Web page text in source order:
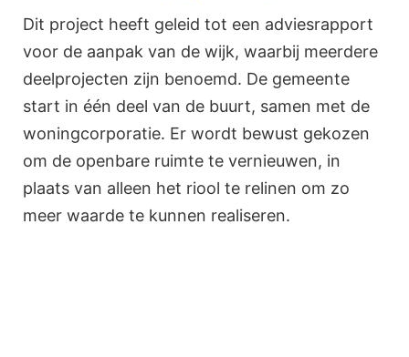
Dit project heeft geleid tot een adviesrapport
voor de aanpak van de wijk, waarbij meerdere
deelprojecten zijn benoemd. De gemeente
start in één deel van de buurt, samen met de
woningcorporatie. Er wordt bewust gekozen
om de openbare ruimte te vernieuwen, in
plaats van alleen het riool te relinen om zo
meer waarde te kunnen realiseren.